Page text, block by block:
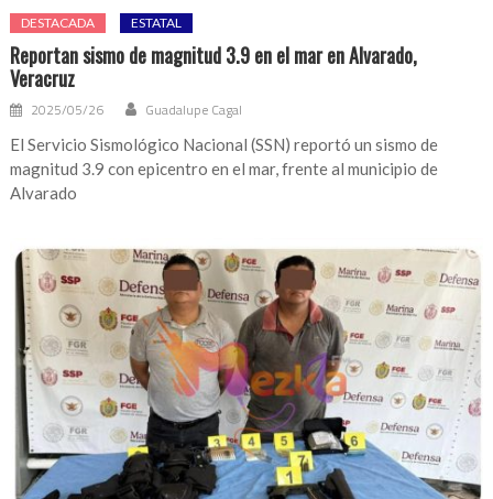
DESTACADA ESTATAL
Reportan sismo de magnitud 3.9 en el mar en Alvarado,
Veracruz
2025/05/26 Guadalupe Cagal
El Servicio Sismológico Nacional (SSN) reportó un sismo de
magnitud 3.9 con epicentro en el mar, frente al municipio de
Alvarado